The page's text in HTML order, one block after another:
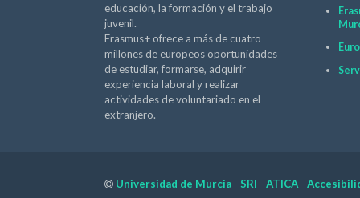
educación, la formación y el trabajo
juvenil.
Erasmus+ ofrece a más de cuatro
millones de europeos oportunidades
de estudiar, formarse, adquirir
experiencia laboral y realizar
actividades de voluntariado en el
extranjero.
Universidad de Murcia - SRI - ATICA -